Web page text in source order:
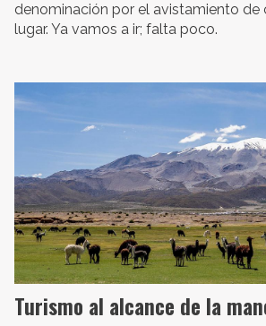
denominación por el avistamiento de
lugar. Ya vamos a ir; falta poco.
Turismo al alcance de la